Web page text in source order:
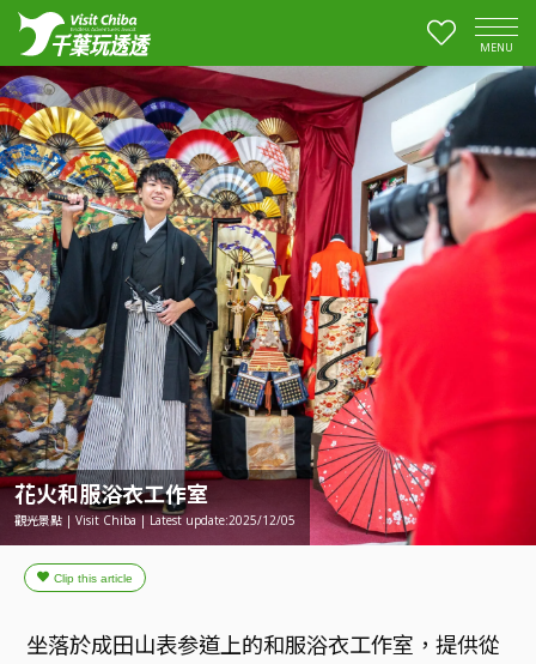
MENU
花火和服浴衣工作室
觀光景點 | Visit Chiba | Latest update:2025/12/05
坐落於成田山表参道上的和服浴衣工作室，提供從